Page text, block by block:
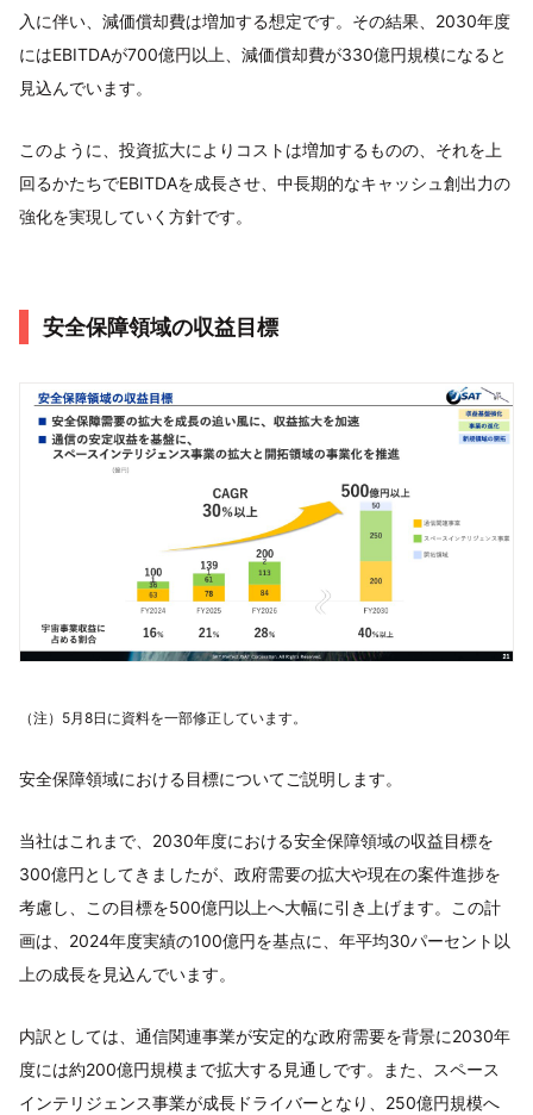
入に伴い、減価償却費は増加する想定です。その結果、2030年度
にはEBITDAが700億円以上、減価償却費が330億円規模になると
見込んでいます。
このように、投資拡大によりコストは増加するものの、それを上
回るかたちでEBITDAを成長させ、中長期的なキャッシュ創出力の
強化を実現していく方針です。
安全保障領域の収益目標
（注）5月8日に資料を一部修正しています。
安全保障領域における目標についてご説明します。
当社はこれまで、2030年度における安全保障領域の収益目標を
300億円としてきましたが、政府需要の拡大や現在の案件進捗を
考慮し、この目標を500億円以上へ大幅に引き上げます。この計
画は、2024年度実績の100億円を基点に、年平均30パーセント以
上の成長を見込んでいます。
内訳としては、通信関連事業が安定的な政府需要を背景に2030年
度には約200億円規模まで拡大する見通しです。また、スペース
インテリジェンス事業が成長ドライバーとなり、250億円規模へ